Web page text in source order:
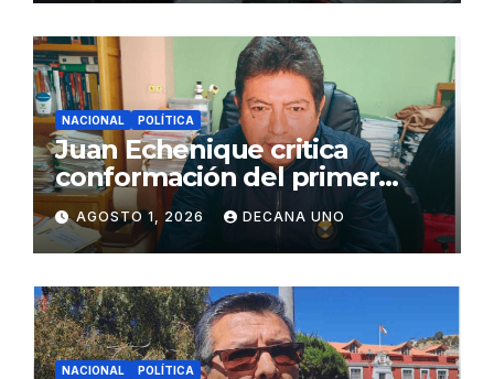
NACIONAL POLÍTICA
Juan Echenique critica
conformación del primer
gabinete ministerial de Keiko
Fujimori
AGOSTO 1, 2026 DECANA UNO
NACIONAL POLÍTICA